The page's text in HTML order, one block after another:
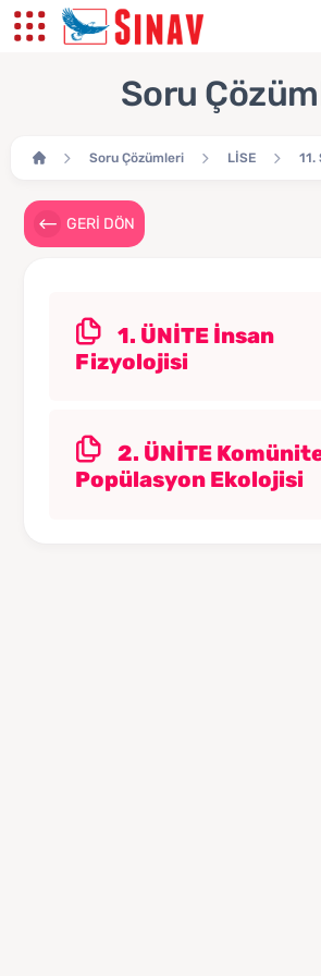
Soru
Soru Çözümleri LİSE 11.
GERİ DÖN
1. ÜNİTE İnsan
Fizyolojisi
2. ÜNİTE
Popülasyon Ekolojisi